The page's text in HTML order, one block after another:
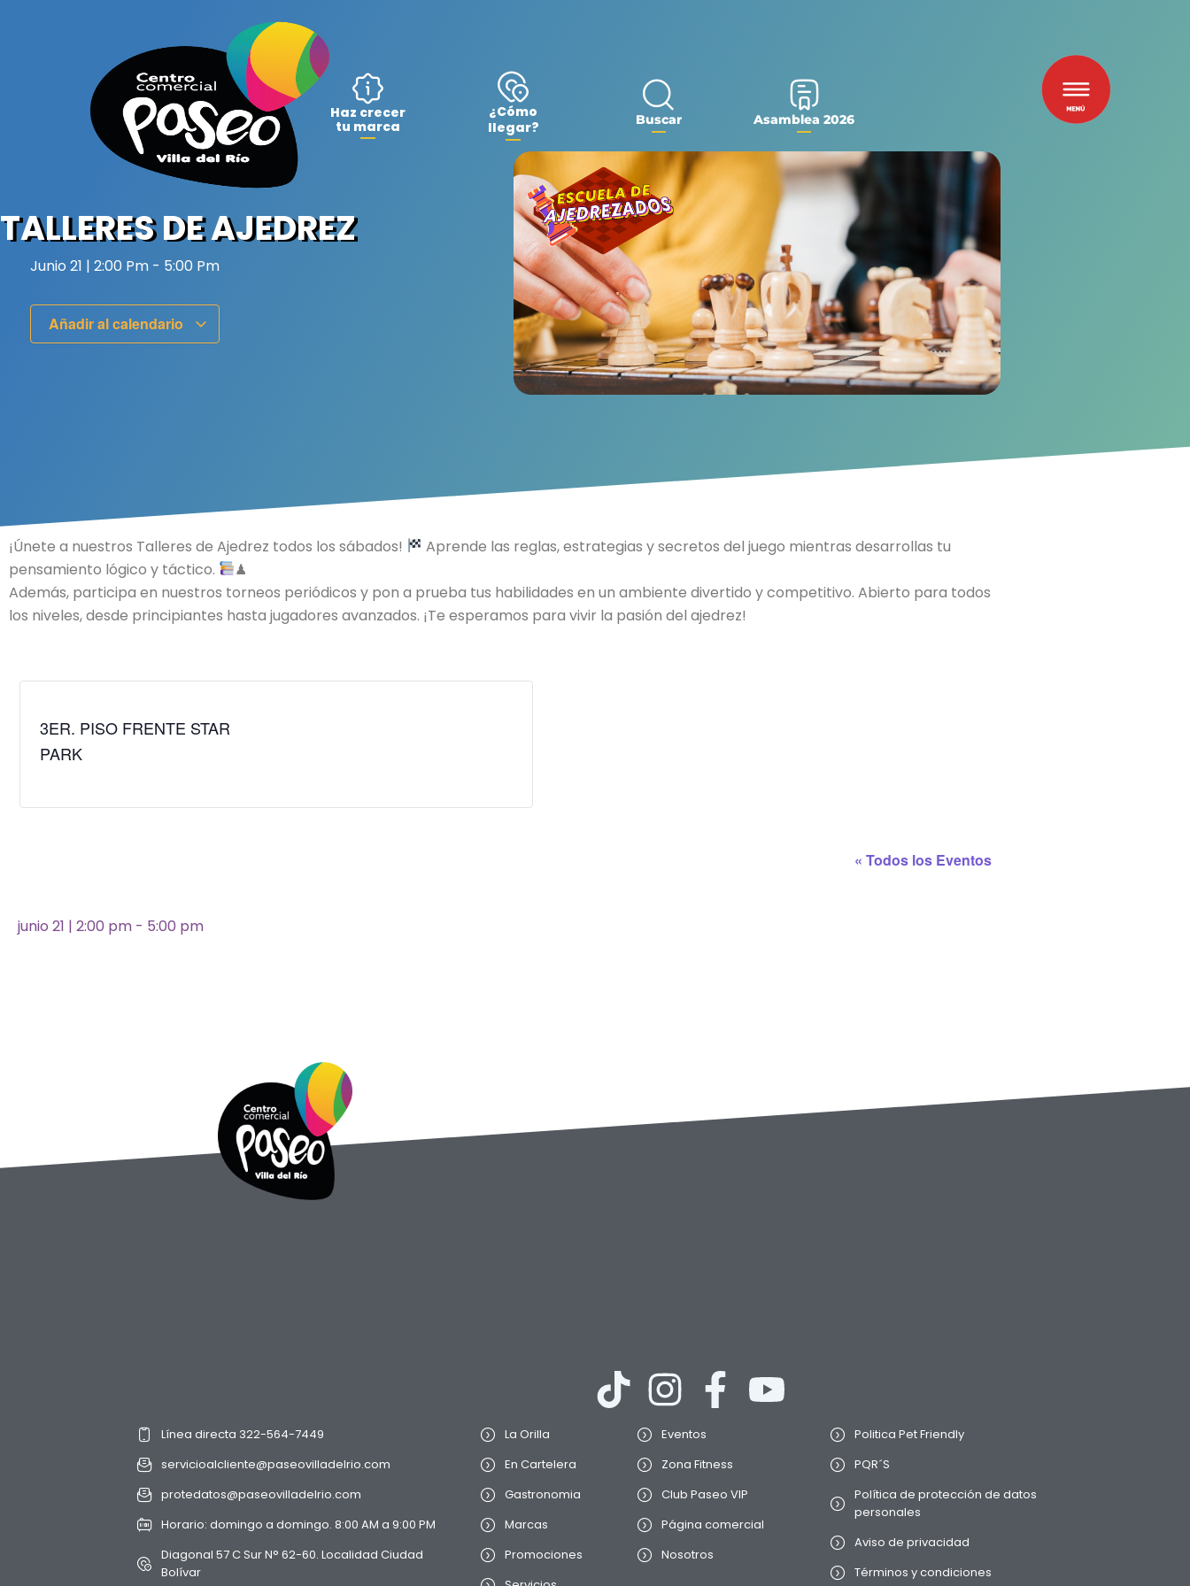
Haz crecer
tu marca
¿Cómo
llegar?
Buscar Asamblea 2026
TALLERES DE AJEDREZ
Junio 21 |2:00 Pm - 5:00 Pm
Añadir al calendario
¡Únete a nuestros Talleres de Ajedrez todos los sábados!
Aprende las reglas, estrategias y secretos del juego mientras desarrollas tu
pensamiento lógico y táctico.
♟
Además, participa en nuestros torneos periódicos y pon a prueba tus habilidades en un ambiente divertido y competitivo. Abierto para todos
los niveles, desde principiantes hasta jugadores avanzados. ¡Te esperamos para vivir la pasión del ajedrez!
3ER. PISO FRENTE STAR
PARK
« Todos los Eventos
junio 21 | 2:00 pm - 5:00 pm
Línea directa 322-564-7449
servicioalcliente@paseovilladelrio.com
protedatos@paseovilladelrio.com
Horario: domingo a domingo. 8:00 AM a 9:00 PM
Diagonal 57 C Sur N° 62-60. Localidad Ciudad
Bolívar
La Orilla
En Cartelera
Gastronomia
Marcas
Promociones
Eventos
Zona Fitness
Club Paseo VIP
Página comercial
Nosotros
Politica Pet Friendly
PQR´S
Política de protección de datos
personales
Aviso de privacidad
Términos y condiciones